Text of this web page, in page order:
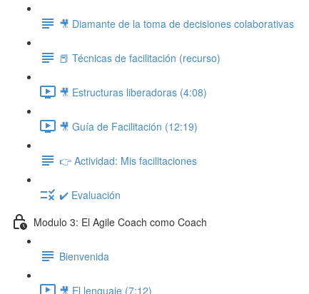
🎥 Diamante de la toma de decisiones colaborativas
📕 Técnicas de facilitación (recurso)
🎥 Estructuras liberadoras (4:08)
🎥 Guía de Facilitación (12:19)
👉 Actividad: Mis facilitaciones
✔️ Evaluación
Modulo 3: El Agile Coach como Coach
Bienvenida
🎥 El lenguaje (7:12)